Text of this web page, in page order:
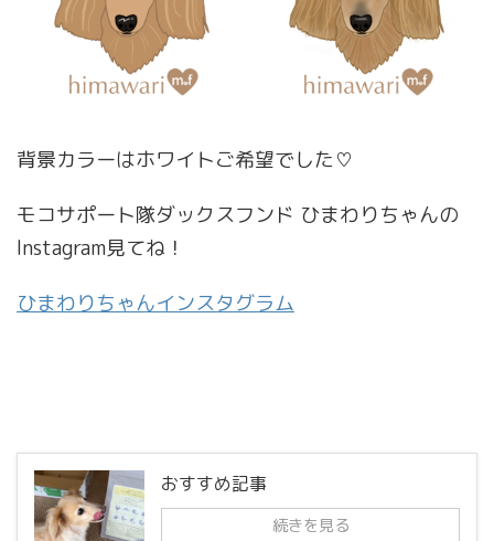
背景カラーはホワイトご希望でした♡
モコサポート隊ダックスフンド ひまわりちゃんの
Instagram見てね！
ひまわりちゃんインスタグラム
おすすめ記事
続きを見る